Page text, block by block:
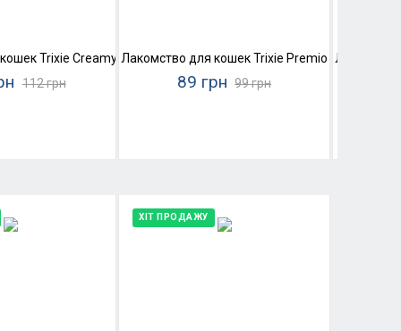
птица и печень)
Trixie Creamy Snacks (домашняя птица)
112 грн
Лакомство для кошек Trixie Premio Chicken
89 грн 99 грн
ХІТ ПРОДАЖУ